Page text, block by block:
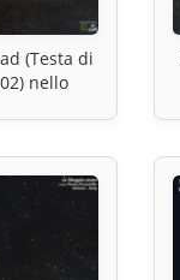
(Testa di
nello